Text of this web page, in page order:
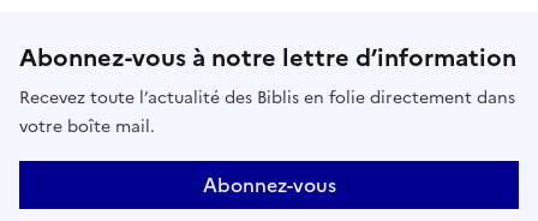
Abonnez-vous à notre lettre d’information
Recevez toute l’actualité des Biblis en folie directement dans
votre boîte mail.
Abonnez-vous